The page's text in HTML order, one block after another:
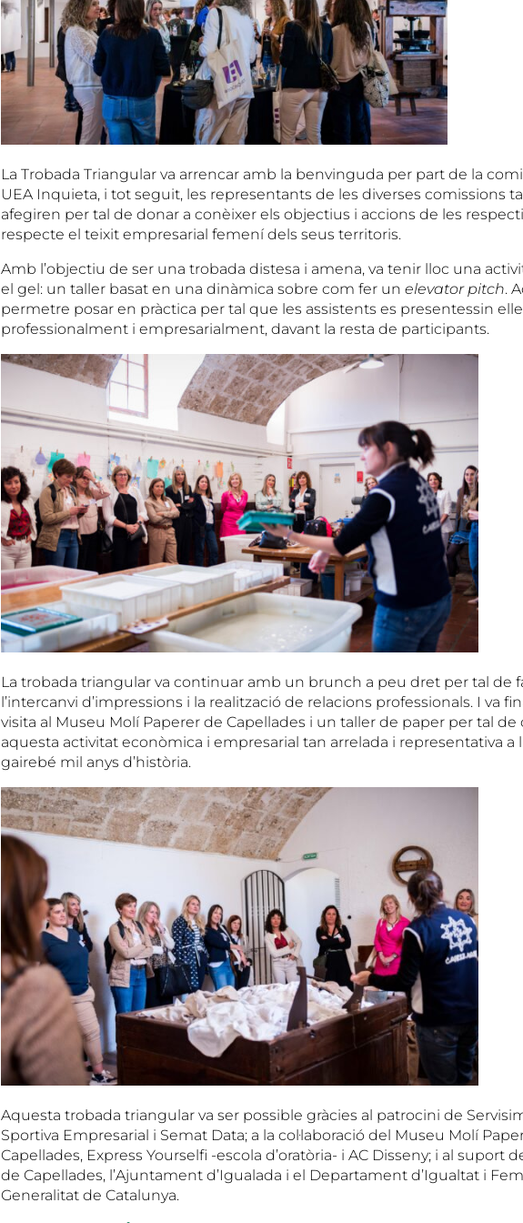
La Trobada Triangular va arrencar amb la benvinguda per part de la
UEA Inquieta, i tot seguit, les representants de les diverses comissions
afegiren per tal de donar a conèixer els objectius i accions de les
respecte el teixit empresarial femení dels seus territoris.
Amb l’objectiu de ser una trobada distesa i amena, va tenir lloc una
el gel: un taller basat en una dinàmica sobre com fer un elevator pitch.
permetre posar en pràctica per tal que les assistents es presentessin
professionalment i empresarialment, davant la resta de participants.
La trobada triangular va continuar amb un brunch a peu dret per tal de
l’intercanvi d’impressions i la realització de relacions professionals. I va
visita al Museu Molí Paperer de Capellades i un taller de paper per tal de
aquesta activitat econòmica i empresarial tan arrelada i representativa a
gairebé mil anys d’història.
Aquesta trobada triangular va ser possible gràcies al patrocini de
Sportiva Empresarial i Semat Data; a la col·laboració del Museu Molí
Capellades, Express Yourselfi -escola d’oratòria- i AC Disseny; i al suport
de Capellades, l’Ajuntament d’Igualada i el Departament d’Igualtat i
Generalitat de Catalunya.